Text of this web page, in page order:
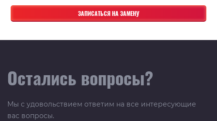
Остались вопросы?
Мы с удовольствием ответим на все интересующие
вас вопросы.